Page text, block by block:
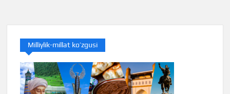
Milliylik-millat ko’zgusi